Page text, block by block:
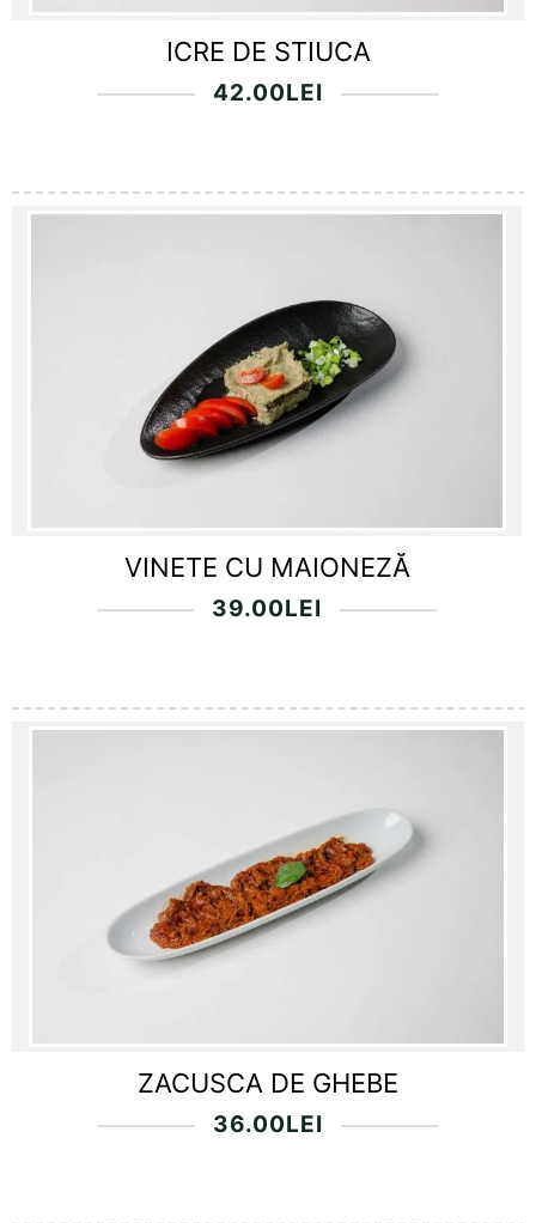
ICRE DE STIUCA
42.00LEI
VINETE CU MAIONEZĂ
39.00LEI
ZACUSCA DE GHEBE
36.00LEI